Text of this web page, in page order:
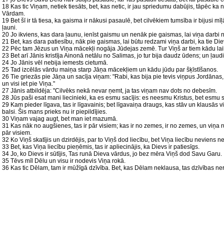
18 Kas tic Viņam, netiek tiesāts, bet, kas netic, ir jau spriedumu dabūjis, tāpēc ka
Vārdam.
19 Bet šī ir tā tiesa, ka gaisma ir nākusi pasaulē, bet cilvēkiem tumsība ir bijusi
ļauni.
20 Jo ikviens, kas dara ļaunu, ienīst gaismu un nenāk pie gaismas, lai viņa darbi
21 Bet, kas dara patiesību, nāk pie gaismas, lai būtu redzami viņa darbi, ka tie
22 Pēc tam Jēzus un Viņa mācekļi nogāja Jūdejas zemē. Tur Viņš ar tiem kādu
23 Bet arī Jānis kristīja Ainonā netālu no Salimas, jo tur bija daudz ūdens; un
24 Jo Jānis vēl nebija iemests cietumā.
25 Tad izcēlās vārdu maiņa starp Jāņa mācekļiem un kādu jūdu par šķīstīšanos.
26 Tie griezās pie Jāņa un sacīja viņam: "Rabi, kas bija pie tevis viņpus
un visi iet pie Viņa."
27 Jānis atbildēja: "Cilvēks nekā nevar ņemt, ja tas viņam nav dots no debesīm.
28 Jūs paši esat mani liecinieki, ka es esmu sacījis: es neesmu Kristus, bet esmu
29 Kam pieder līgava, tas ir līgavainis; bet līgavaiņa draugs, kas stāv un klausās
balsi. Šis mans prieks nu ir piepildījies.
30 Viņam vajag augt, bet man iet mazumā.
31 Kas nāk no augšienes, tas ir pār visiem; kas ir no zemes, ir no zemes, un viņa
pār visiem.
32 Ko Viņš skatījis un dzirdējis, par to Viņš dod liecību, bet Viņa liecību neviens
33 Bet, kas Viņa liecību pieņēmis, tas ir apliecinājis, ka Dievs ir patiesīgs.
34 Jo, ko Dievs ir sūtījis, Tas runā Dieva vārdus, jo bez mēra Viņš dod Savu Garu.
35 Tēvs mīl Dēlu un visu ir nodevis Viņa rokā.
36 Kas tic Dēlam, tam ir mūžīgā dzīvība. Bet, kas Dēlam neklausa, tas dzīvības